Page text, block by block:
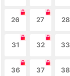
26 27 28
31 32 33
36 37 38